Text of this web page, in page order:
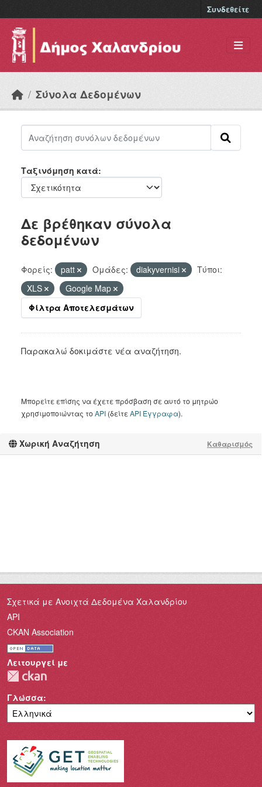
Συνδεθείτε
Σύνολα Δεδομένων
Χωρική Αναζήτηση Καθαρισμός
Ταξινόμηση κατά
Δε βρέθηκαν σύνολα
δεδομένων
Φορείς: patt Ομάδες: diakyvernisi
Τύποι:
XLS
Google Map
Φίλτρα Αποτελεσμάτων
Παρακαλώ δοκιμάστε νέα αναζήτηση.
Μπορείτε επίσης να έχετε πρόσβαση σε αυτό το μητρώο
χρησιμοποιώντας τοAPI (δείτεAPI Έγγραφα).
Σχετικά με Ανοιχτά Δεδομένα Χαλανδρίου
API
CKAN Association
Λειτουργεί με
Γλώσσα